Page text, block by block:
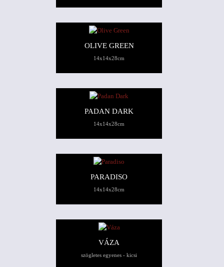
OLIVE GREEN
14x14x28cm
PADAN DARK
14x14x28cm
PARADISO
14x14x28cm
VÁZA
szögletes egyenes - kicsi